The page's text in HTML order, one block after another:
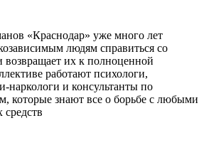
«Краснодар» уже много лет
людям справиться со
возвращает их к полноценной
работают психологи,
наркологи и консультанты по
которые знают все о борьбе с любыми
средств